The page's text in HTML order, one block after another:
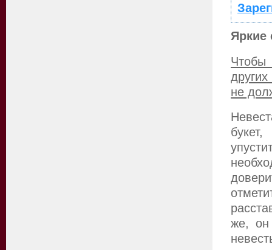
Яркие
Чтобы
не
же, он